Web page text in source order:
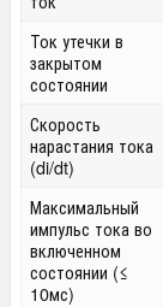
Ток утечки в
закрытом
состоянии
Скорость
нарастания тока
(di/dt)
Максимальный
импульс тока во
включенном
состоянии (≤
10мс)